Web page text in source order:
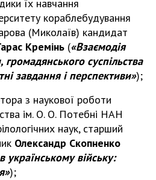
їх навчання
кораблебудування
(Миколаїв) кандидат
Кремінь («Взаємодія
громадянського суспільства
завдання і перспективи»);
з наукової роботи
ім. О. О. Потебні НАН
наук, старший
Олександр Скопненко
українському війську:
);